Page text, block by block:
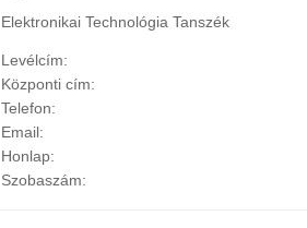
Elektronikai Technológia Tanszék
Levélcím:
Központi cím:
Telefon:
Email:
Honlap:
Szobaszám: